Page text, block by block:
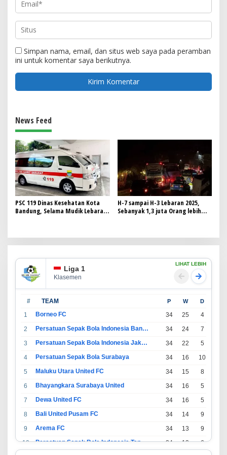
Simpan nama, email, dan situs web saya pada peramban
ini untuk komentar saya berikutnya.
News Feed
PSC 119 Dinas Kesehatan Kota
Bandung, Selama Mudik Lebaran
H-7 sampai H-3 Lebaran 2025,
Sebanyak 1,3 juta Orang lebih
Liga 1
Klasemen
LIHAT LEBIH
# TEAM P W D
1 Borneo FC 34 25 4
2
Persatuan Sepak Bola Indonesia Bandung 34 24 7
3
Persatuan Sepak Bola Indonesia Jakarta 34 22 5
4
Persatuan Sepak Bola Surabaya 34 16 10
5
Maluku Utara United FC 34 15 8
6
Bhayangkara Surabaya United 34 16 5
7
Dewa United FC 34 16 5
8
Bali United Pusam FC 34 14 9
9
Arema FC 34 13 9
10
Persatuan Sepak Bola Indonesia Tangerang 34 13 6